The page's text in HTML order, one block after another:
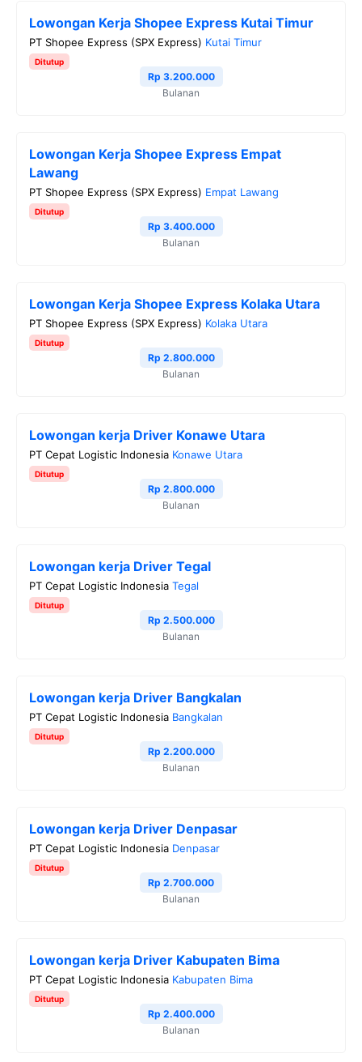
Lowongan Kerja Shopee Express Kutai Timur
PT Shopee Express (SPX Express) Kutai Timur
Ditutup
Rp 3.200.000
Bulanan
Lowongan Kerja Shopee Express Empat
Lawang
PT Shopee Express (SPX Express) Empat Lawang
Ditutup
Rp 3.400.000
Bulanan
Lowongan Kerja Shopee Express Kolaka Utara
PT Shopee Express (SPX Express) Kolaka Utara
Ditutup
Rp 2.800.000
Bulanan
Lowongan kerja Driver Konawe Utara
PT Cepat Logistic Indonesia Konawe Utara
Ditutup
Rp 2.800.000
Bulanan
Lowongan kerja Driver Tegal
PT Cepat Logistic Indonesia Tegal
Ditutup
Rp 2.500.000
Bulanan
Lowongan kerja Driver Bangkalan
PT Cepat Logistic Indonesia Bangkalan
Ditutup
Rp 2.200.000
Bulanan
Lowongan kerja Driver Denpasar
PT Cepat Logistic Indonesia Denpasar
Ditutup
Rp 2.700.000
Bulanan
Lowongan kerja Driver Kabupaten Bima
PT Cepat Logistic Indonesia Kabupaten Bima
Ditutup
Rp 2.400.000
Bulanan